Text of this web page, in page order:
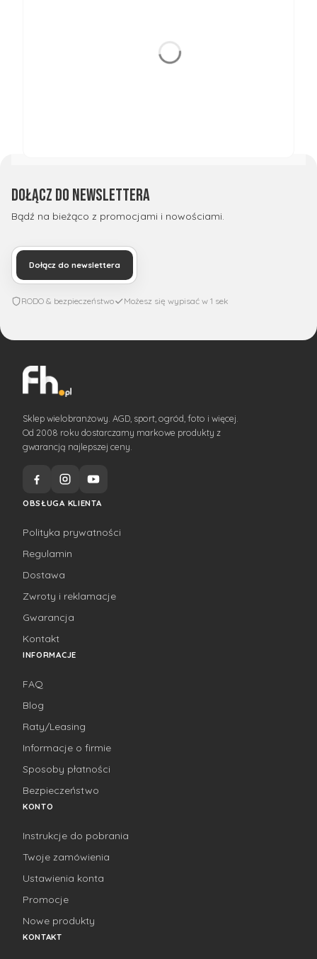
Dołącz do newslettera
Bądź na bieżąco z promocjami i nowościami.
Dołącz do newslettera
RODO & bezpieczeństwo Możesz się wypisać w 1 sek
Sklep wielobranżowy. AGD, sport, ogród, foto i więcej.
Od 2008 roku dostarczamy markowe produkty z
gwarancją najlepszej ceny.
OBSŁUGA KLIENTA
Polityka prywatności
Regulamin
Dostawa
Zwroty i reklamacje
Gwarancja
Kontakt
INFORMACJE
FAQ
Blog
Raty/Leasing
Informacje o firmie
Sposoby płatności
Bezpieczeństwo
KONTO
Instrukcje do pobrania
Twoje zamówienia
Ustawienia konta
Promocje
Nowe produkty
KONTAKT